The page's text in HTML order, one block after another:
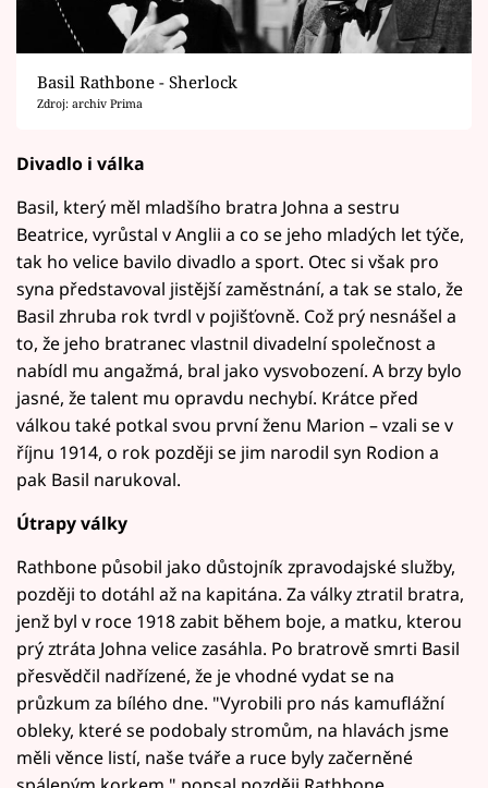
Basil Rathbone - Sherlock
Zdroj: archiv Prima
Divadlo i válka
Basil, který měl mladšího bratra Johna a sestru
Beatrice, vyrůstal v Anglii a co se jeho mladých let týče,
tak ho velice bavilo divadlo a sport. Otec si však pro
syna představoval jistější zaměstnání, a tak se stalo, že
Basil zhruba rok tvrdl v pojišťovně. Což prý nesnášel a
to, že jeho bratranec vlastnil divadelní společnost a
nabídl mu angažmá, bral jako vysvobození. A brzy bylo
jasné, že talent mu opravdu nechybí. Krátce před
válkou také potkal svou první ženu Marion – vzali se v
říjnu 1914, o rok později se jim narodil syn Rodion a
pak Basil narukoval.
Útrapy války
Rathbone působil jako důstojník zpravodajské služby,
později to dotáhl až na kapitána. Za války ztratil bratra,
jenž byl v roce 1918 zabit během boje, a matku, kterou
prý ztráta Johna velice zasáhla. Po bratrově smrti Basil
přesvědčil nadřízené, že je vhodné vydat se na
průzkum za bílého dne. "Vyrobili pro nás kamuflážní
obleky, které se podobaly stromům, na hlavách jsme
měli věnce listí, naše tváře a ruce byly začerněné